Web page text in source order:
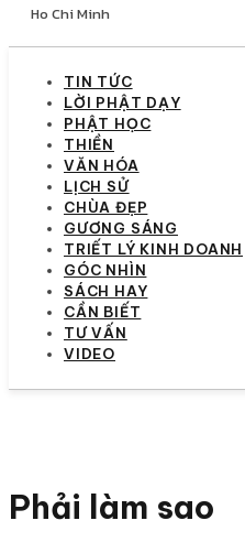
Ho Chi Minh
TIN TỨC
LỜI PHẬT DẠY
PHẬT HỌC
THIỀN
VĂN HÓA
LỊCH SỬ
CHÙA ĐẸP
GƯƠNG SÁNG
TRIẾT LÝ KINH DOANH
GÓC NHÌN
SÁCH HAY
CẦN BIẾT
TƯ VẤN
VIDEO
Phải làm sao